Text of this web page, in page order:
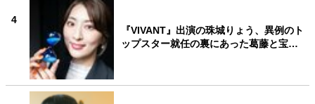
4
『VIVANT』出演の珠城りょう、異例のト
ップスター就任の裏にあった葛藤と宝…